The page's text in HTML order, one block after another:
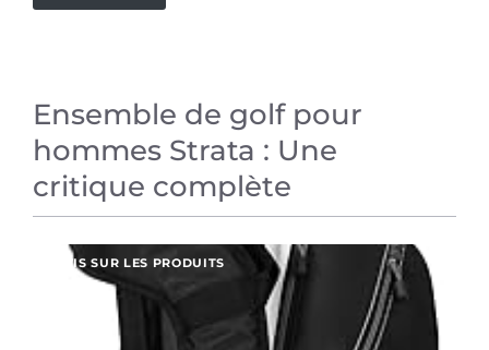
Ensemble de golf pour
hommes Strata : Une
critique complète
AVIS SUR LES PRODUITS